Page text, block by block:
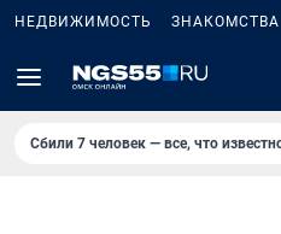
НЕДВИЖИМОСТЬ ЗНАКОМСТВА
Сбили 7 человек — все, что